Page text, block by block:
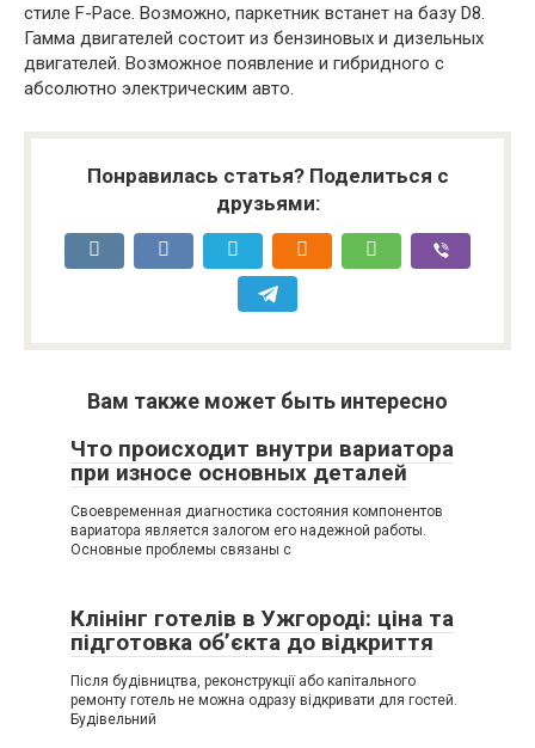
стиле F-Pace. Возможно, паркетник встанет на базу D8.
Гамма двигателей состоит из бензиновых и дизельных
двигателей. Возможное появление и гибридного с
абсолютно электрическим авто.
Понравилась статья? Поделиться с
друзьями:
Вам также может быть интересно
Что происходит внутри вариатора
при износе основных деталей
Своевременная диагностика состояния компонентов
вариатора является залогом его надежной работы.
Основные проблемы связаны с
Клінінг готелів в Ужгороді: ціна та
підготовка об’єкта до відкриття
Після будівництва, реконструкції або капітального
ремонту готель не можна одразу відкривати для гостей.
Будівельний